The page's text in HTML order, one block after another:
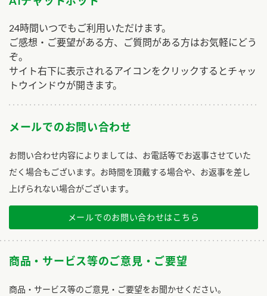
24時間いつでもご利用いただけます。
ご感想・ご要望がある方、ご質問がある方はお気軽にどう
ぞ。
サイト右下に表示されるアイコンをクリックするとチャッ
トウインドウが開きます。
メールでのお問い合わせ
お問い合わせ内容によりましては、お電話等でお返事させていた
だく場合もございます。お時間を頂戴する場合や、お返事を差し
上げられない場合がございます。
メールでのお問い合わせはこちら
商品・サービス等のご意見・ご要望
商品・サービス等のご意見・ご要望をお聞かせください。